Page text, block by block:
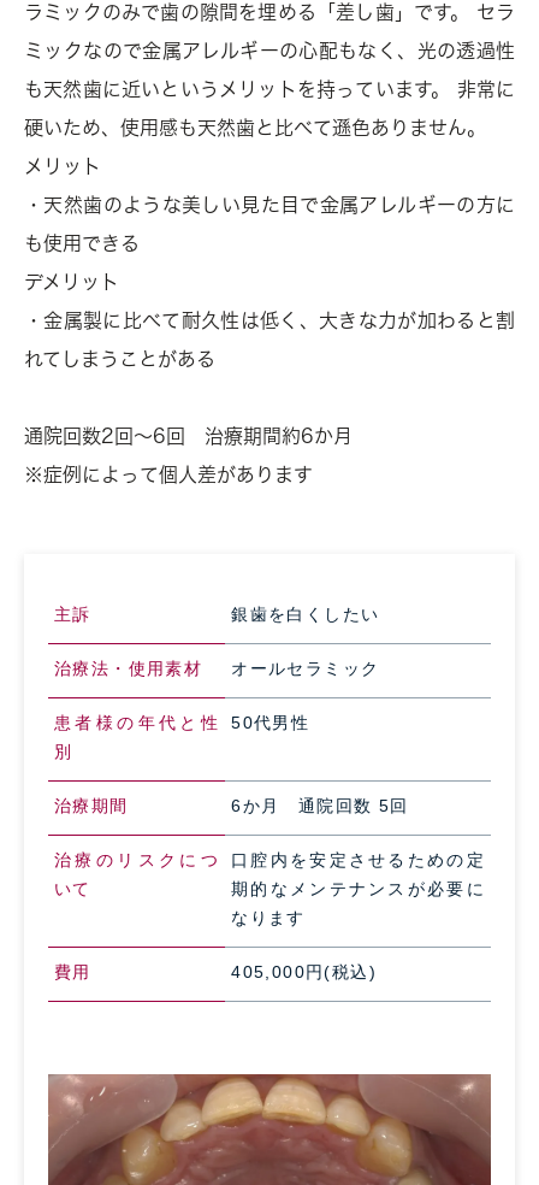
ラミックのみで歯の隙間を埋める「差し歯」です。 セラ
ミックなので金属アレルギーの心配もなく、光の透過性
も天然歯に近いというメリットを持っています。 非常に
硬いため、使用感も天然歯と比べて遜色ありません。
メリット
・天然歯のような美しい見た目で金属アレルギーの方に
も使用できる
デメリット
・金属製に比べて耐久性は低く、大きな力が加わると割
れてしまうことがある
通院回数2回～6回 治療期間約6か月
※症例によって個人差があります
主訴 銀歯を白くしたい
治療法・使用素材 オールセラミック
患者様の年代と性
別
50代男性
治療期間 6か月 通院回数 5回
治療のリスクにつ
いて
口腔内を安定させるための定
期的なメンテナンスが必要に
なります
費用 405,000円(税込)